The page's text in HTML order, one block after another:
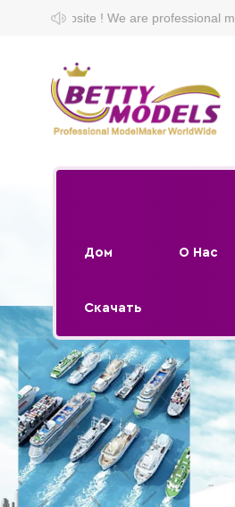
professional modelmaker worldwide.
Дом О Нас
Скачать